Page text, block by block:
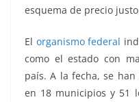
esquema de precio
El organismo federal
como el estado con
país. A la fecha, se
en 18 municipios y 51